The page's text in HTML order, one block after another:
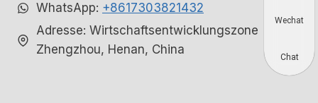
WhatsApp: +8617303821432
Adresse: Wirtschaftsentwicklungszone
Zhengzhou, Henan, China
Wechat
Chat